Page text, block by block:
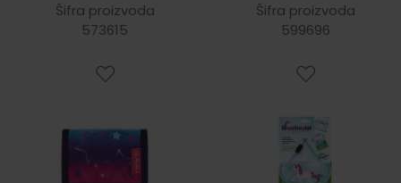
Šifra proizvoda
573615
Šifra proizvoda
599696